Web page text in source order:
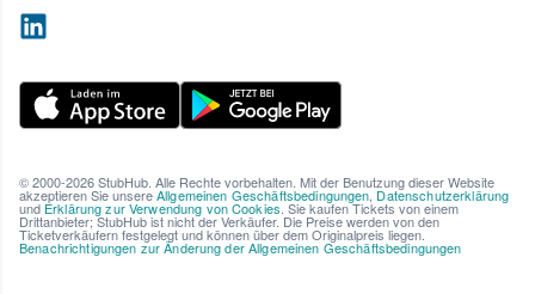
© 2000-2026 StubHub. Alle Rechte vorbehalten. Mit der Benutzung dieser Website
akzeptieren Sie unsereAllgemeinen Geschäftsbedingungen Datenschutzerklärung
und Erklärung zur Verwendung von Cookies . Sie kaufen Tickets von einem
Drittanbieter; StubHub ist nicht der Verkäufer. Die Preise werden von den
Ticketverkäufern festgelegt und können über dem Originalpreis liegen.
Benachrichtigungen zur Änderung der Allgemeinen Geschäftsbedingungen